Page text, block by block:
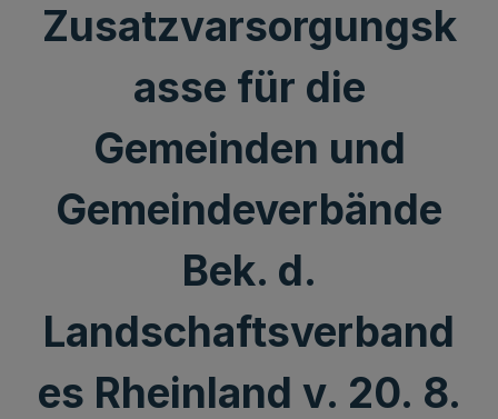
Zusatzvarsorgungsk
asse für die
Gemeinden und
Gemeindeverbände
Bek. d.
Landschaftsverband
es Rheinland v. 20. 8.